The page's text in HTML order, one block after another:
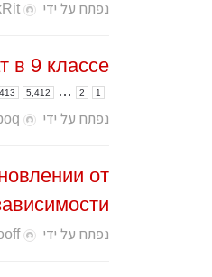
נפתח על ידי
в 9 классе.
1
2
…
5,412
נפתח על ידי
от
נפתח על ידי